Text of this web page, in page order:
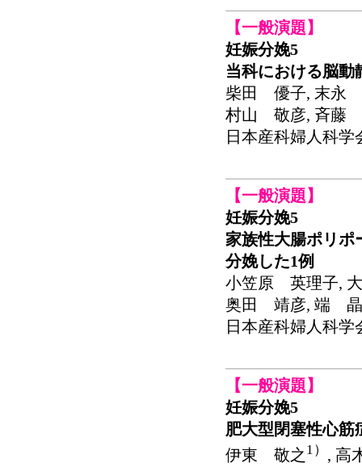
【一般演題】
妊娠分娩5
当科における脳動
柴田 優子, 末永
村山 敬彦, 斉藤
日本産科婦人科学
【一般演題】
妊娠分娩5
家族性大腸ポリポ
分娩した1例
小笠原 英理子,
奥田 靖彦, 端
日本産科婦人科学
【一般演題】
妊娠分娩5
肥大型閉塞性心筋
伊東 敬之 1） , 高